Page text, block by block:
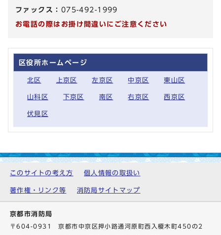
ファックス： 075-492-1999
お電話の際はお掛け間違いにご注意ください
区役所ホームページ
北区 上京区 左京区 中京区 東山区
山科区 下京区 南区 右京区 西京区
伏見区
このサイトの考え方 個人情報の取扱い
著作権・リンク等 消防局サイトマップ
京都市消防局
〒604-0931 京都市中京区押小路通河原町西入榎木町450の2